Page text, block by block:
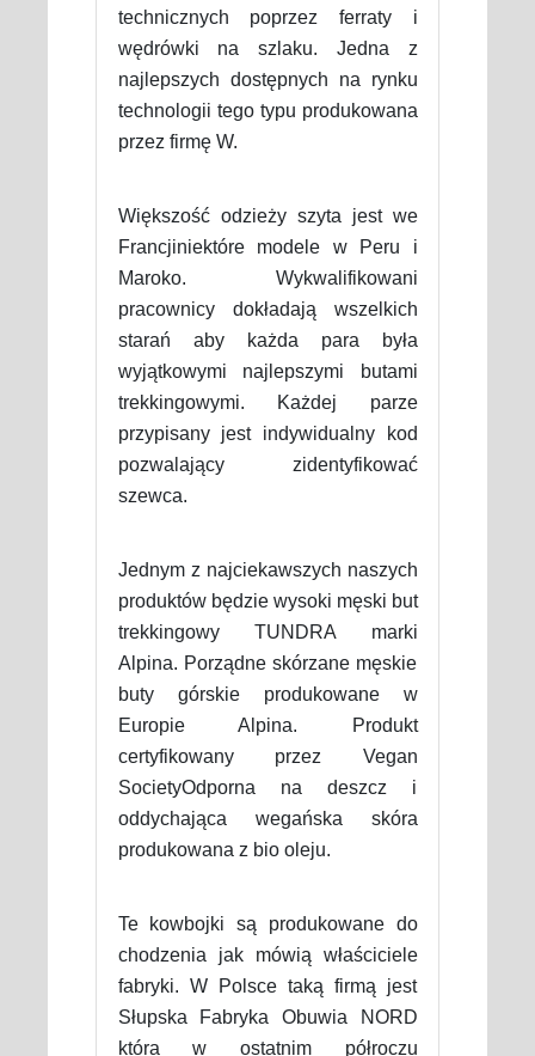
technicznych poprzez ferraty i
wędrówki na szlaku. Jedna z
najlepszych dostępnych na rynku
technologii tego typu produkowana
przez firmę W.
Większość odzieży szyta jest we
Francjiniektóre modele w Peru i
Maroko. Wykwalifikowani
pracownicy dokładają wszelkich
starań aby każda para była
wyjątkowymi najlepszymi butami
trekkingowymi. Każdej parze
przypisany jest indywidualny kod
pozwalający zidentyfikować
szewca.
Jednym z najciekawszych naszych
produktów będzie wysoki męski but
trekkingowy TUNDRA marki
Alpina. Porządne skórzane męskie
buty górskie produkowane w
Europie Alpina. Produkt
certyfikowany przez Vegan
SocietyOdporna na deszcz i
oddychająca wegańska skóra
produkowana z bio oleju.
Te kowbojki są produkowane do
chodzenia jak mówią właściciele
fabryki. W Polsce taką firmą jest
Słupska Fabryka Obuwia NORD
która w ostatnim półroczu